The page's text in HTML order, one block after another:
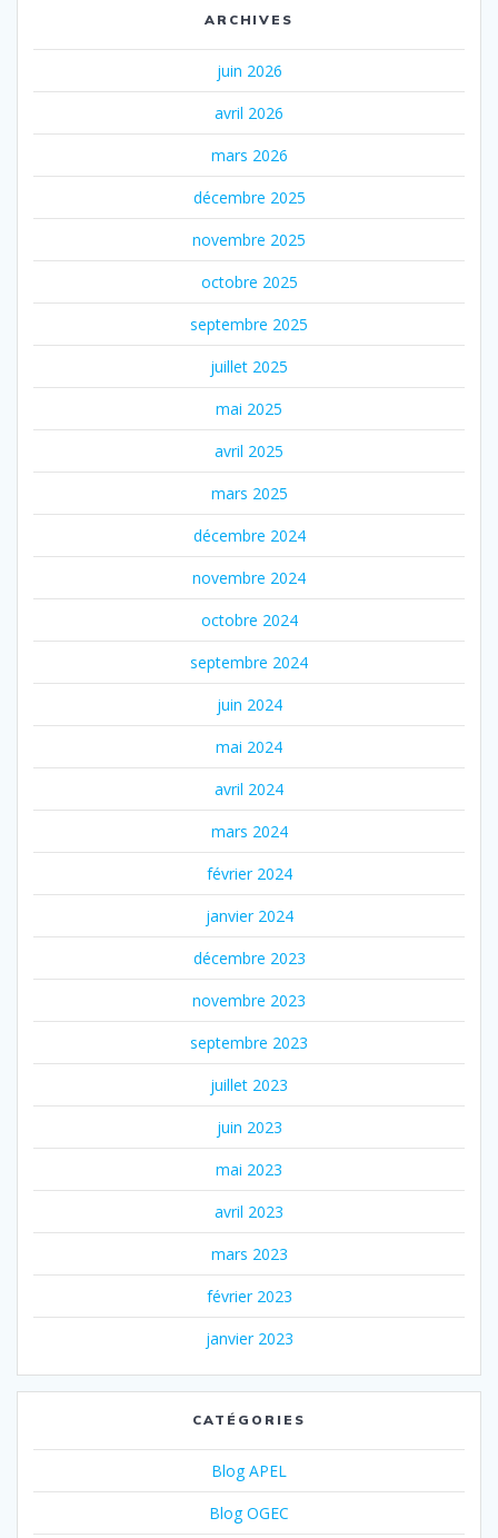
ARCHIVES
juin 2026
avril 2026
mars 2026
décembre 2025
novembre 2025
octobre 2025
septembre 2025
juillet 2025
mai 2025
avril 2025
mars 2025
décembre 2024
novembre 2024
octobre 2024
septembre 2024
juin 2024
mai 2024
avril 2024
mars 2024
février 2024
janvier 2024
décembre 2023
novembre 2023
septembre 2023
juillet 2023
juin 2023
mai 2023
avril 2023
mars 2023
février 2023
janvier 2023
CATÉGORIES
Blog APEL
Blog OGEC